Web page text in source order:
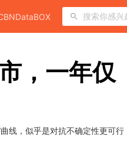
，一年仅
线，似乎是对抗不确定性更可行